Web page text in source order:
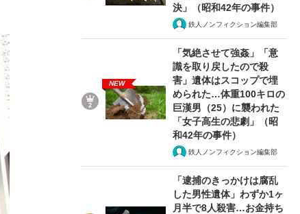
決」（昭和42年の事件）
鉄人ノンフィクション編集部
NEW
「気絶させて強姦」「意
識を取り戻したので殺
害」遺体はスコップで埋
められた…体重100キロの
巨漢男（25）に襲われた
「女子高生の悲劇」（昭
和42年の事件）
鉄人ノンフィクション編集部
「逮捕のきっかけは腐乱
した男性遺体」わずか1ヶ
月半で8人殺害…お金持ち